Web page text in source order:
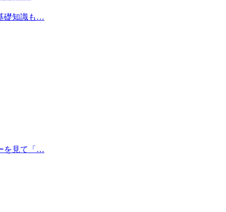
礎知識も…
を見て「…